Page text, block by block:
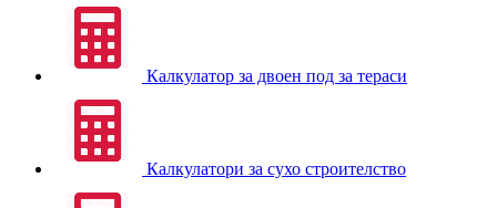
Калкулатор за двоен под за тераси
Калкулатори за сухо строителство